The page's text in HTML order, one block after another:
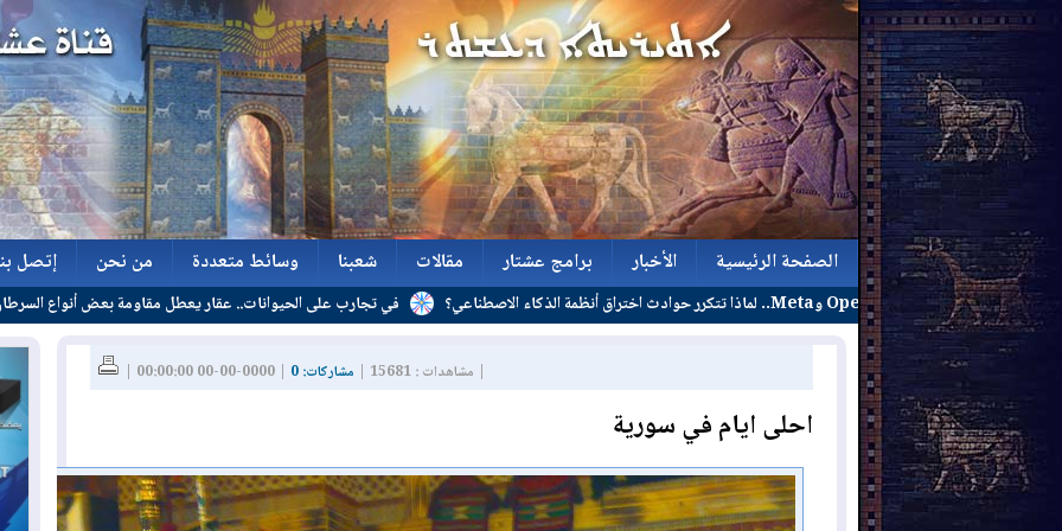
الصفحة الرئيسية
الصفحة الرئيسية
الأخبار
الأخبار
برامج عشتار
برامج عشتار
مقالات
مقالات
شعبنا
شعبنا
وسائط متعددة
وسائط متعددة
من نحن
من نحن
إتصل
إتصل
في تجارب على الحيوانات.. عقار يعطل مقاومة بعض أنواع السرطان للعلاج
| مشاهدات : 15681 | مشاركات: 0
احلى ايام في سورية